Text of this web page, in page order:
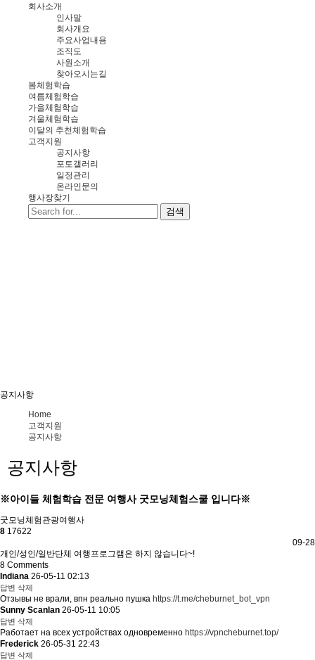
회사소개
인사말
회사개요
주요사업내용
조직도
사원소개
찾아오시는길
봄체험학습
여름체험학습
가을체험학습
겨울체험학습
이달의 추천체험학습
고객지원
공지사항
포토갤러리
일정관리
온라인문의
행사장찾기
검색
공지사항
Home
고객지원
공지사항
공지사항
※아이들 체험학습 전문 여행사 굿모닝체험스쿨 입니다※
굿모닝체험관광여행사
8 17622
09-28
개인/성인/일반단체 여행프로그램은 하지 않습니다~!
8 Comments
Indiana 26-05-11 02:13
답변 삭제
Отзывы не врали, впн реально пушка https://t.me/cheburnet_bot_vpn
Sunny Scanlan 26-05-11 10:05
답변 삭제
Работает на всех устройствах одновременно https://vpncheburnet.top/
Frederick 26-05-31 22:43
답변 삭제